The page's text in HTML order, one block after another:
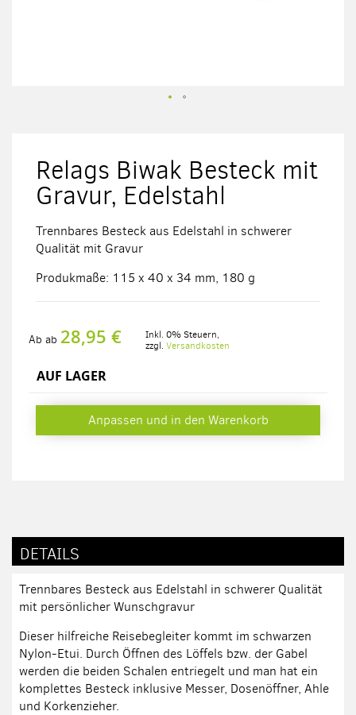
Relags Biwak Besteck mit
Gravur, Edelstahl
Trennbares Besteck aus Edelstahl in schwerer
Qualität mit Gravur
Produkmaße: 115 x 40 x 34 mm, 180 g
Ab ab 28,95 € Inkl. 0% Steuern,
zzgl. Versandkosten
AUF LAGER
Anpassen und in den Warenkorb
Bildergalerie
springen
DETAILS
Trennbares Besteck aus Edelstahl in schwerer Qualität
mit persönlicher Wunschgravur
Dieser hilfreiche Reisebegleiter kommt im schwarzen
Nylon-Etui. Durch Öffnen des Löffels bzw. der Gabel
werden die beiden Schalen entriegelt und man hat ein
komplettes Besteck inklusive Messer, Dosenöffner, Ahle
und Korkenzieher.